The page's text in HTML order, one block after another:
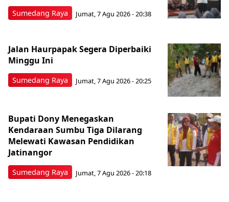
Sumedang Raya Jumat, 7 Agu 2026 - 20:38
Sumedang Raya
Jalan Haurpapak Segera Diperbaiki
Minggu Ini
Jumat, 7 Agu 2026 - 20:25
Sumedang Raya
Bupati Dony Menegaskan
Kendaraan Sumbu Tiga Dilarang
Melewati Kawasan Pendidikan
Jatinangor
Jumat, 7 Agu 2026 - 20:18